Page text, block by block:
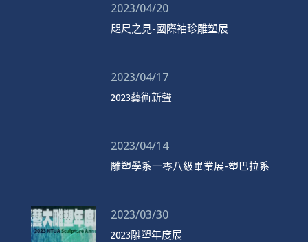
2023/04/20
咫尺之見-國際袖珍雕塑展
2023/04/17
2023藝術新聲
2023/04/14
雕塑學系一零八級畢業展-塑巴拉系
2023/03/30
2023雕塑年度展